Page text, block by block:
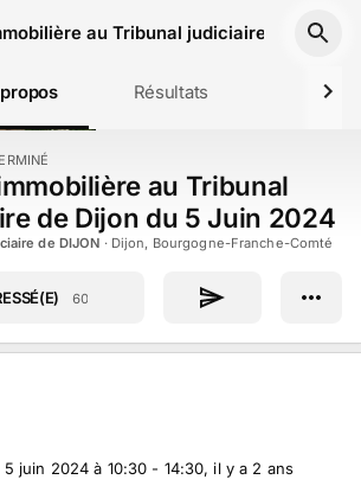
au Tribunal judiciaire de Dijon
Résultats
au Tribunal
de Dijon du 5 Juin 2024
de DIJON · Dijon, Bourgogne-Franche-Comté
60
5 juin 2024 à 10:30 - 14:30, il y a 2 ans